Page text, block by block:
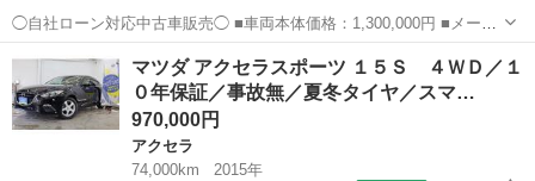
◯自社ローン対応中古車販売◯ ■車両本体価格：1,300,000円 ■メーカ
ー名：マツダ ■車種名：アクセラスポーツ XD ■排気量：2,200cc ■年
式：H26年 ■走行距離：39,035km ■色名：...
北海道 札幌市 アクセラ
マツダ アクセラスポーツ １５Ｓ ４ＷＤ／１
０年保証／事故無／夏冬タイヤ／スマ…
970,000円
アクセラ
74,000km
2015年